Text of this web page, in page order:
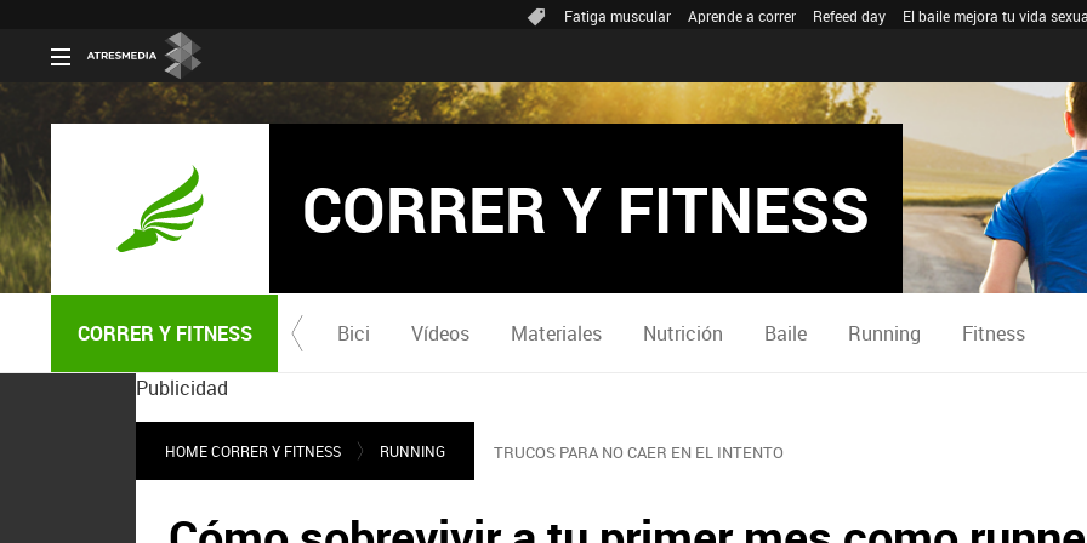
Fatiga muscular Aprende a correr Refeed day El baile mejora tu vida
CORRER Y FITNESS
CORRER Y FITNESS Bici Vídeos Materiales Nutrición Baile Running Fitness
Publicidad
HOME CORRER Y FITNESS RUNNING TRUCOS PARA NO CAER EN EL INTENTO